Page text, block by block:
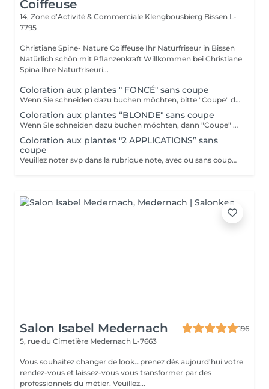
Coiffeuse
14, Zone d’Activité & Commerciale Klengbousbierg Bissen L-
7795
Christiane Spine- Nature Coiffeuse Ihr Naturfriseur in Bissen
Natürlich schön mit Pflanzenkraft Willkommen bei Christiane
Spina Ihre Naturfriseuri...
Coloration aux plantes " FONCÉ" sans coupe
Wenn Sie schneiden dazu buchen möchten, bitte "Coupe" dazu buchen.
Coloration aux plantes “BLONDE" sans coupe
Wenn SIe schneiden dazu buchen möchten, dann "Coupe" dazu buchen bitte.
Coloration aux plantes "2 APPLICATIONS” sans
coupe
Veuillez noter svp dans la rubrique note, avec ou sans coupe. Merci.
Salon Isabel Medernach
196
5, rue du Cimetière Medernach L-7663
Vous souhaitez changer de look...prenez dès aujourd'hui votre
rendez-vous et laissez-vous vous transformer par des
professionnels du métier. Veuillez...